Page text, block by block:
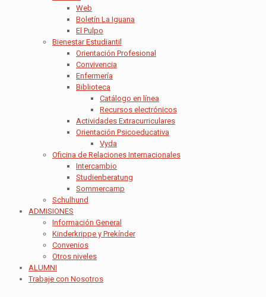
Web
Boletín La Iguana
El Pulpo
Bienestar Estudiantil
Orientación Profesional
Convivencia
Enfermería
Biblioteca
Catálogo en línea
Recursos electrónicos
Actividades Extracurriculares
Orientación Psicoeducativa
Vyda
Oficina de Relaciones Internacionales
Intercambio
Studienberatung
Sommercamp
Schulhund
ADMISIONES
Información General
Kinderkrippe y Prekínder
Convenios
Otros niveles
ALUMNI
Trabaje con Nosotros